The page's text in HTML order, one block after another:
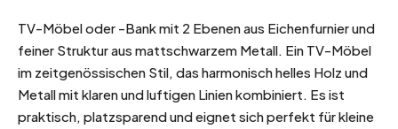
TV-Möbel oder -Bank mit 2 Ebenen aus Eichenfurnier und
feiner Struktur aus mattschwarzem Metall. Ein TV-Möbel
im zeitgenössischen Stil, das harmonisch helles Holz und
Metall mit klaren und luftigen Linien kombiniert. Es ist
praktisch, platzsparend und eignet sich perfekt für kleine